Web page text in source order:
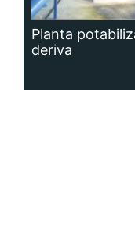
Planta
deriva